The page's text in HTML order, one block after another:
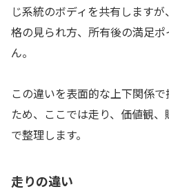
じ系統のボディを共有します
格の見られ方、所有後の満足
ん。
この違いを表面的な上下関係
ため、ここでは走り、価値観
で整理します。
走りの違い